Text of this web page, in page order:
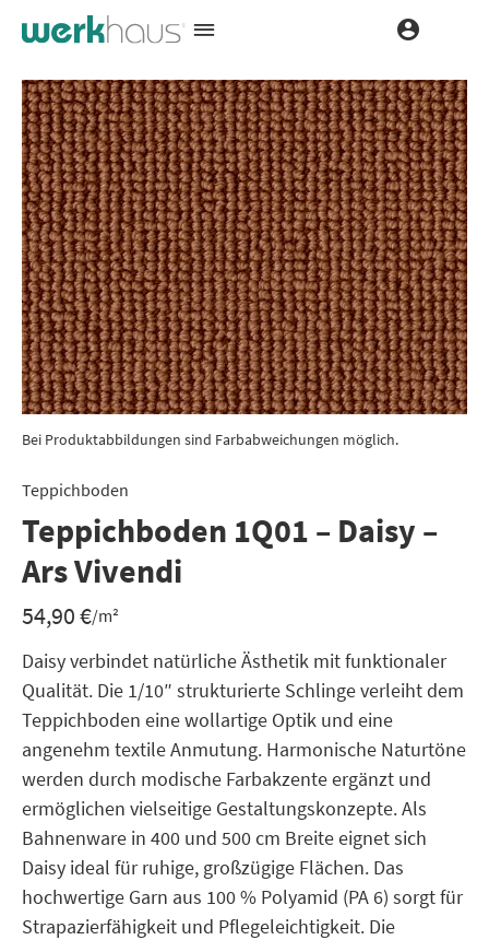
Bei Produktabbildungen sind Farbabweichungen möglich.
Teppichboden
Teppichboden 1Q01 – Daisy –
Ars Vivendi
54,90€/m²
Daisy verbindet natürliche Ästhetik mit funktionaler
Qualität. Die 1/10″ strukturierte Schlinge verleiht dem
Teppichboden eine wollartige Optik und eine
angenehm textile Anmutung. Harmonische Naturtöne
werden durch modische Farbakzente ergänzt und
ermöglichen vielseitige Gestaltungskonzepte. Als
Bahnenware in 400 und 500 cm Breite eignet sich
Daisy ideal für ruhige, großzügige Flächen. Das
hochwertige Garn aus 100 % Polyamid (PA 6) sorgt für
Strapazierfähigkeit und Pflegeleichtigkeit. Die